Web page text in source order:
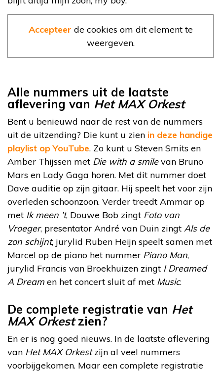
Accepteer de cookies om dit element te
weergeven.
Alle nummers uit de laatste
aflevering van Het MAX Orkest
Bent u benieuwd naar de rest van de nummers
uit de uitzending? Die kunt u zien in deze handige
playlist op YouTube. Zo kunt u Steven Smits en
Amber Thijssen met Die with a smilevan Bruno
Mars en Lady Gaga horen. Met dit nummer doet
Dave auditie op zijn gitaar. Hij speelt het voor zijn
overleden schoonzoon. Verder treedt Ammar op
met Ik meen ’t, Douwe Bob zingt Foto van
Vroeger, presentator André van Duin zingt Als de
zon schijnt, jurylid Ruben Heijn speelt samen met
Marcel op de piano het nummer Piano Man,
jurylid Francis van Broekhuizen zingt I Dreamed
A Dream en het concert sluit af met Music.
De complete registratie van Het
MAX Orkestzien?
En er is nog goed nieuws. In de laatste aflevering
van Het MAX Orkestzijn al veel nummers
voorbijgekomen. Maar een complete registratie